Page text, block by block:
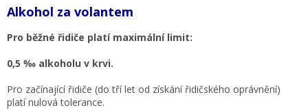
Alkohol za volantem
Pro běžné řidiče platí maximální limit:
0,5 ‰ alkoholu v krvi.
Pro začínající řidiče (do tří let od získání řidičského oprávnění)
platí nulová tolerance.